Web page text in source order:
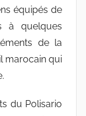
équipés de
à quelques
de la
marocain qui
du Polisario